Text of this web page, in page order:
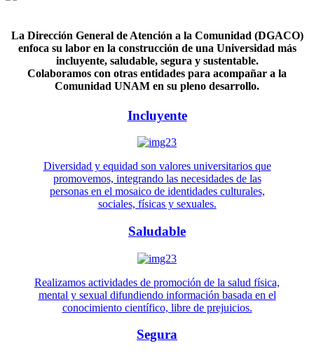
La Dirección General de Atención a la Comunidad (DGACO)
enfoca su labor en la construcción de una Universidad más
incluyente, saludable, segura y sustentable.
Colaboramos con otras entidades para acompañar a la
Comunidad UNAM en su pleno desarrollo.
Incluyente
Diversidad y equidad son valores universitarios que
promovemos, integrando las necesidades de las
personas en el mosaico de identidades culturales,
sociales, físicas y sexuales.
Saludable
Realizamos actividades de promoción de la salud física,
mental y sexual difundiendo información basada en el
conocimiento científico, libre de prejuicios.
Segura